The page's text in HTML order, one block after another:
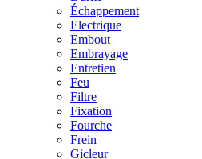
Échappement
Electrique
Embout
Embrayage
Entretien
Feu
Filtre
Fixation
Fourche
Frein
Gicleur